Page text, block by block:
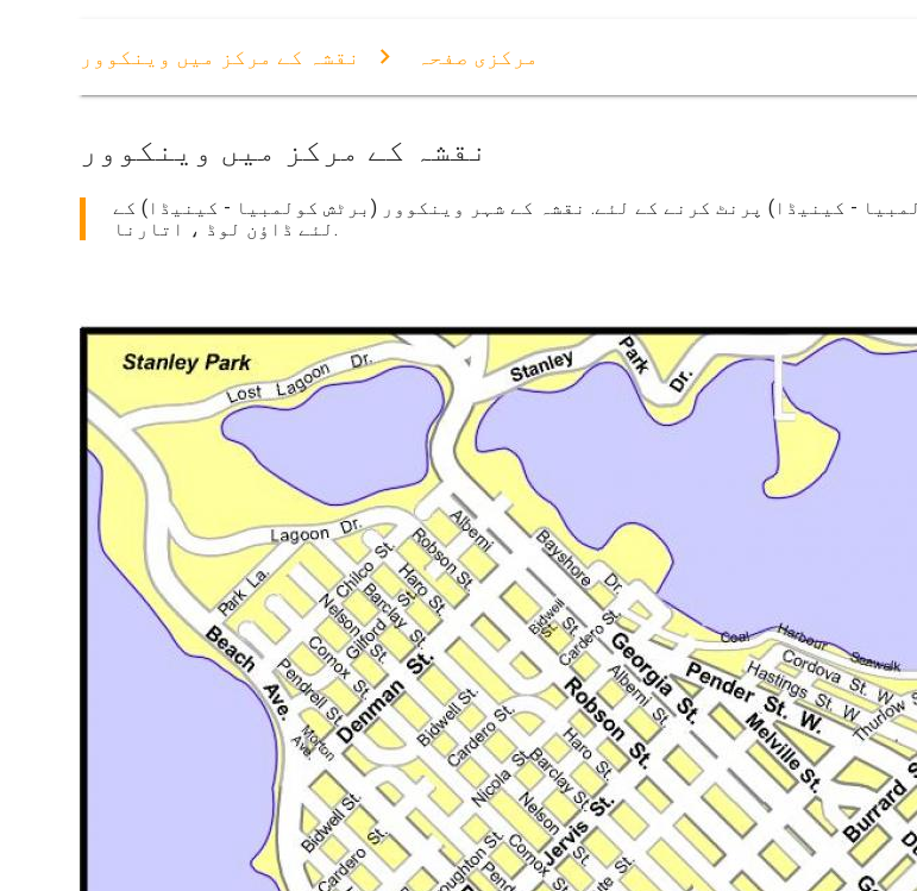
مرکزی صفحہ نقشہ کے مرکز میں وینکوور
نقشہ کے مرکز میں وینکوور
- کینیڈا) پرنٹ کرنے کے لئے. نقشہ کے شہر وینکوور (برٹش کولمبیا - کینیڈا) کے
لئے ڈاؤن لوڈ ، اتارنا.